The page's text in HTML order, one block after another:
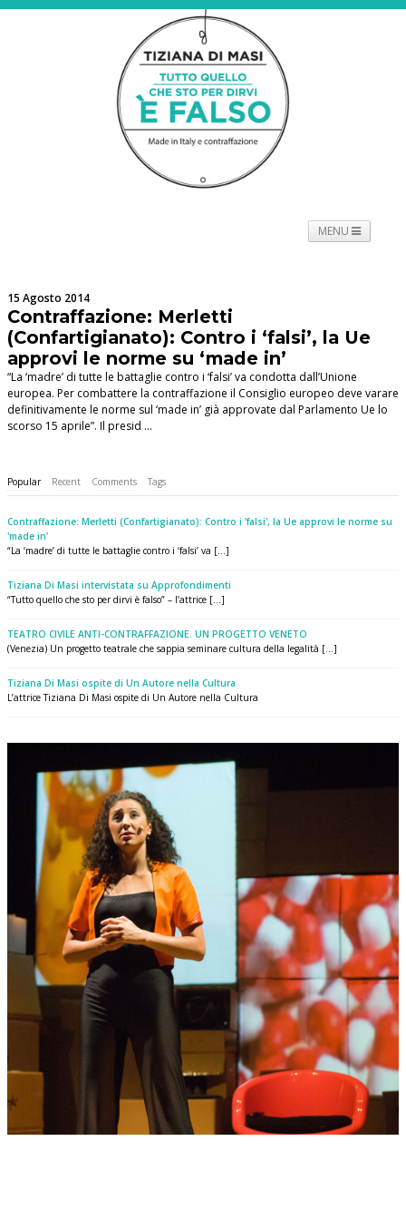
MENU
PROMOTORI
15 Agosto 2014
Contraffazione: Merletti
(Confartigianato): Contro i ‘falsi’, la Ue
approvi le norme su ‘made in’
“La ‘madre’ di tutte le battaglie contro i ‘falsi’ va condotta dall’Unione
europea. Per combattere la contraffazione il Consiglio europeo deve varare
definitivamente le norme sul ‘made in’ già approvate dal Parlamento Ue lo
scorso 15 aprile”. Il presid …
Popular Recent Comments Tags
Contraffazione: Merletti (Confartigianato): Contro i 'falsi', la Ue approvi le norme su
'made in'
“La ‘madre’ di tutte le battaglie contro i ‘falsi’ va [...]
Tiziana Di Masi intervistata su Approfondimenti
“Tutto quello che sto per dirvi è falso” – l’attrice [...]
TEATRO CIVILE ANTI-CONTRAFFAZIONE. UN PROGETTO VENETO
(Venezia) Un progetto teatrale che sappia seminare cultura della legalità [...]
Tiziana Di Masi ospite di Un Autore nella Cultura
L’attrice Tiziana Di Masi ospite di Un Autore nella Cultura